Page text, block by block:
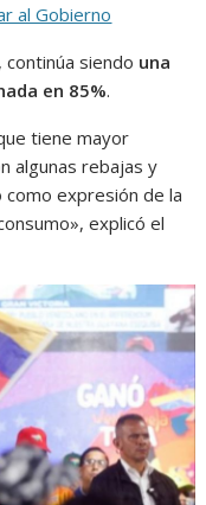
al Gobierno
siendo una
en 85%.
tiene mayor
algunas rebajas y
expresión de la
explicó el